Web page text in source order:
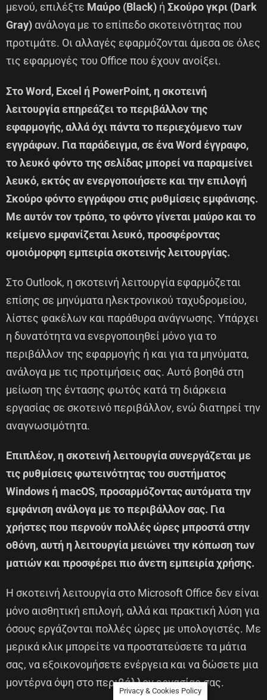
μενού, επιλέξτε Μαύρο (Black) ή Σκούρο γκρι (Dark
Gray) ανάλογα με το επίπεδο σκοτεινότητας που
προτιμάτε. Οι αλλαγές εφαρμόζονται άμεσα σε όλες
τις εφαρμογές του Office που έχουν ανοίξει.
Στο Word, Excel ή PowerPoint, η σκοτεινή
λειτουργία επηρεάζει το περιβάλλον της
εφαρμογής, αλλά όχι πάντα το περιεχόμενο των
εγγράφων. Για παράδειγμα, σε ένα Word έγγραφο,
το λευκό φόντο της σελίδας μπορεί να παραμείνει
λευκό, εκτός αν ενεργοποιήσετε και την επιλογή
Σκούρο φόντο εγγράφου στις ρυθμίσεις εμφάνισης.
Με αυτόν τον τρόπο, το φόντο γίνεται μαύρο και το
κείμενο εμφανίζεται λευκό, προσφέροντας
ομοιόμορφη εμπειρία σκοτεινής λειτουργίας.
Στο Outlook, η σκοτεινή λειτουργία εφαρμόζεται
επίσης σε μηνύματα ηλεκτρονικού ταχυδρομείου,
λίστες φακέλων και παράθυρα ανάγνωσης. Υπάρχει
η δυνατότητα να ενεργοποιηθεί μόνο για το
περιβάλλον της εφαρμογής ή και για τα μηνύματα,
ανάλογα με τις προτιμήσεις σας. Αυτό βοηθά στη
μείωση της έντασης φωτός κατά τη διάρκεια
εργασίας σε σκοτεινό περιβάλλον, ενώ διατηρεί την
αναγνωσιμότητα.
Επιπλέον, η σκοτεινή λειτουργία συνεργάζεται με
τις ρυθμίσεις φωτεινότητας του συστήματος
Windows ή macOS, προσαρμόζοντας αυτόματα την
εμφάνιση ανάλογα με το περιβάλλον σας. Για
χρήστες που περνούν πολλές ώρες μπροστά στην
οθόνη, αυτή η λειτουργία μειώνει την κόπωση των
ματιών και προσφέρει πιο άνετη εμπειρία χρήσης.
Η σκοτεινή λειτουργία στο Microsoft Office δεν είναι
μόνο αισθητική επιλογή, αλλά και πρακτική λύση για
όσους εργάζονται πολλές ώρες με υπολογιστές. Με
μερικά κλικ μπορείτε να προστατεύσετε τα μάτια
σας, να εξοικονομήσετε ενέργεια και να δώσετε μια
μοντέρνα όψη στο περιβάλλον εργασίας σας.
Privacy & Cookies Policy